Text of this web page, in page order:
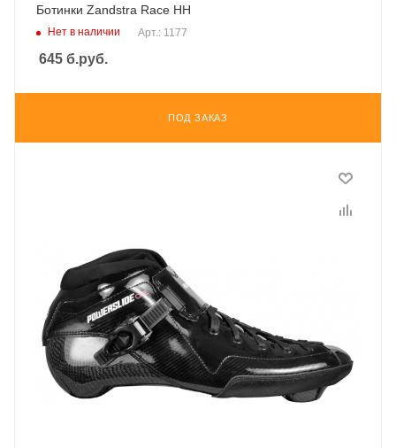
Ботинки Zandstra Race HH
Нет в наличии Арт.: 1177
645 б.руб.
ПОД ЗАКАЗ